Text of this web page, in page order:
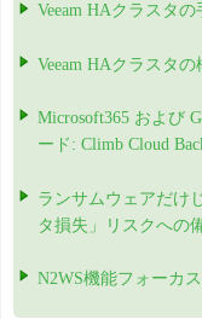
Veeam HAクラスタ
Veeam HAクラスタの
Microsoft365 および
ード: Climb Cloud
ランサムウェアだけ
タ損失」リスクへの
N2WS機能フォーカ